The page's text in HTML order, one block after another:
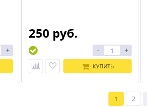
+
250 руб.
- +
КУПИТЬ
1 2